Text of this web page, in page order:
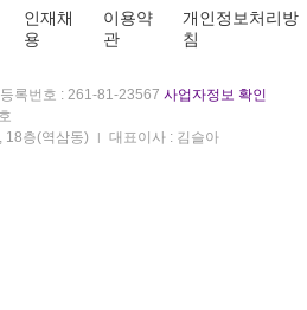
인재채
용
이용약
관
개인정보처리방
침
록번호 : 261-81-23567 사업자정보 확인
18층(역삼동)
대표이사 : 김슬아